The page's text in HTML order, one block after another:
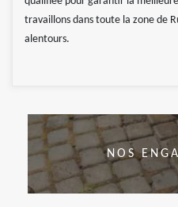
travaillons dans toute la zone de
alentours.
NOS